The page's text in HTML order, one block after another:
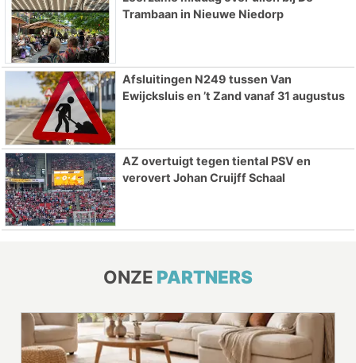
Trambaan in Nieuwe Niedorp
Afsluitingen N249 tussen Van
Ewijcksluis en ’t Zand vanaf 31 augustus
AZ overtuigt tegen tiental PSV en
verovert Johan Cruijff Schaal
ONZE PARTNERS